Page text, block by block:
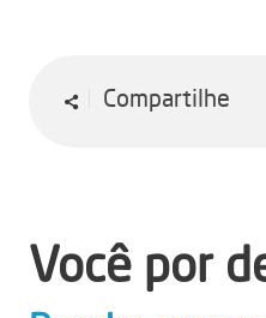
Compartilhe
Você por